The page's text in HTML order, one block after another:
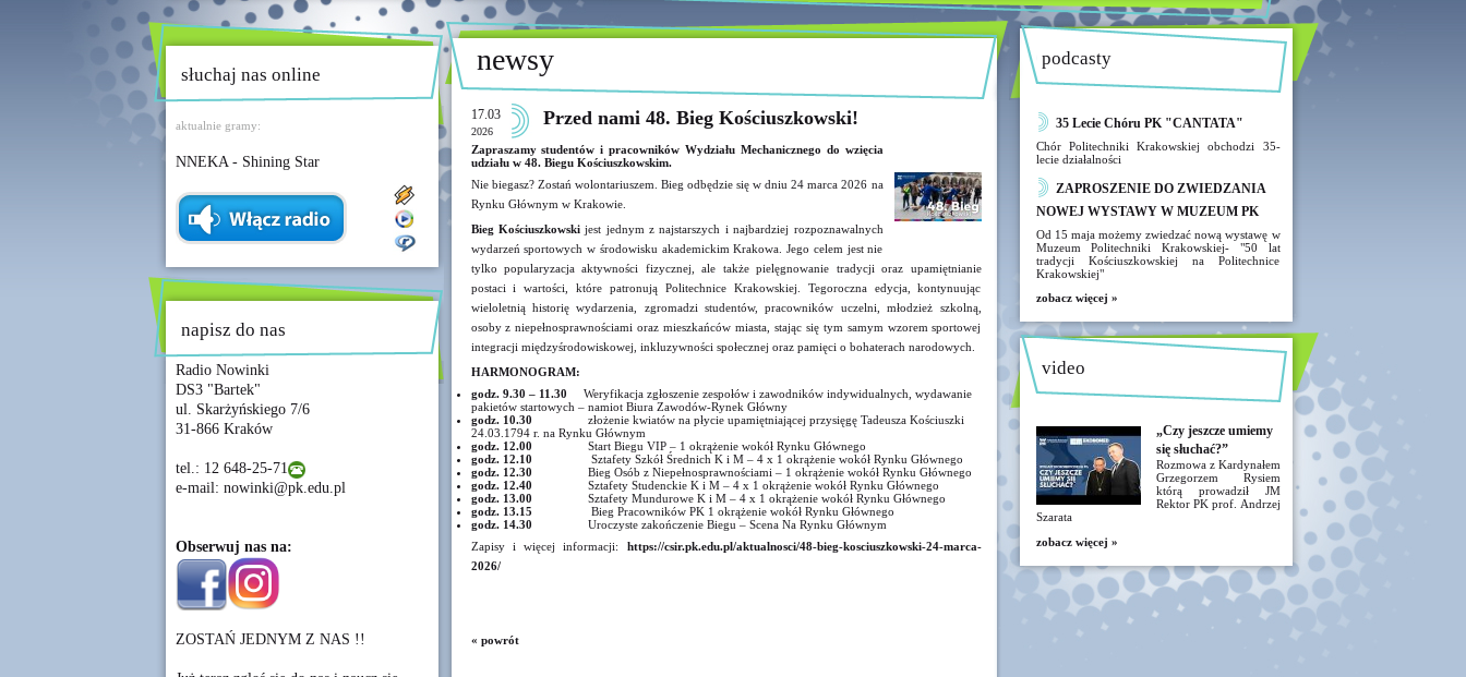
słuchaj nas online
aktualnie gramy:
NNEKA - Shining Star
napisz do nas
Radio Nowinki
DS3 "Bartek"
ul. Skarżyńskiego 7/6
31-866 Kraków
tel.: 12 648-25-71
e-mail: nowinki@pk.edu.pl
Obserwuj nas na:
ZOSTAŃ JEDNYM Z NAS !!
newsy
17.03
2026
Przed nami 48. Bieg Kościuszkowski!
Zapraszamy studentów i pracowników Wydziału Mechanicznego do wzięcia
udziału w 48. Biegu Kościuszkowskim.
Nie biegasz? Zostań wolontariuszem. Bieg odbędzie się w dniu 24 marca 2026 na
Rynku Głównym w Krakowie.
Bieg Kościuszkowskijest jednym z najstarszych i najbardziej rozpoznawalnych
wydarzeń sportowych w środowisku akademickim Krakowa. Jego celem jest nie
tylko popularyzacja aktywności fizycznej, ale także pielęgnowanie tradycji oraz upamiętnianie
postaci i wartości, które patronują Politechnice Krakowskiej. Tegoroczna edycja, kontynuując
wieloletnią historię wydarzenia, zgromadzi studentów, pracowników uczelni, młodzież szkolną,
osoby z niepełnosprawnościami oraz mieszkańców miasta, stając się tym samym wzorem sportowej
integracji międzyśrodowiskowej, inkluzywności społecznej oraz pamięci o bohaterach narodowych.
HARMONOGRAM:
godz. 9.30 – 11.30 Weryfikacja zgłoszenie zespołów i zawodników indywidualnych, wydawanie
pakietów startowych – namiot Biura Zawodów-Rynek Główny
godz. 10.30 złożenie kwiatów na płycie upamiętniającej przysięgę Tadeusza Kościuszki
24.03.1794 r. na Rynku Głównym
godz. 12.00 Start Biegu VIP – 1 okrążenie wokół Rynku Głównego
godz. 12.10 Sztafety Szkół Średnich K i M – 4 x 1 okrążenie wokół Rynku Głównego
godz. 12.30 Bieg Osób z Niepełnosprawnościami – 1 okrążenie wokół Rynku Głównego
godz. 12.40 Sztafety Studenckie K i M – 4 x 1 okrążenie wokół Rynku Głównego
godz. 13.00 Sztafety Mundurowe K i M – 4 x 1 okrążenie wokół Rynku Głównego
godz. 13.15 Bieg Pracowników PK 1 okrążenie wokół Rynku Głównego
godz. 14.30 Uroczyste zakończenie Biegu – Scena Na Rynku Głównym
Zapisy i więcej informacji: https://csir.pk.edu.pl/aktualnosci/48-bieg-kosciuszkowski-24-marca-
2026/
« powrót
podcasty
35 Lecie Chóru PK "CANTATA"
Chór Politechniki Krakowskiej obchodzi 35-
lecie działalności
ZAPROSZENIE DO ZWIEDZANIA
NOWEJ WYSTAWY W MUZEUM PK
Od 15 maja możemy zwiedzać nową wystawę w
Muzeum Politechniki Krakowskiej- "50 lat
tradycji Kościuszkowskiej na Politechnice
Krakowskiej"
zobacz więcej »
video
„Czy jeszcze umiemy
się słuchać?”
Rozmowa z Kardynałem
Grzegorzem Rysiem
którą prowadził JM
Rektor PK prof. Andrzej
Szarata
zobacz więcej »